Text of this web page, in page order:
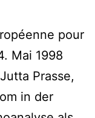
pour
Mai 1998
Prasse,
in der